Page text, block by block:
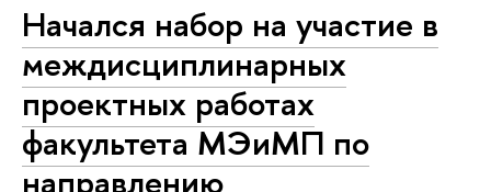
Начался набор на участие в
междисциплинарных
проектных работах
факультета МЭиМП по
направлению